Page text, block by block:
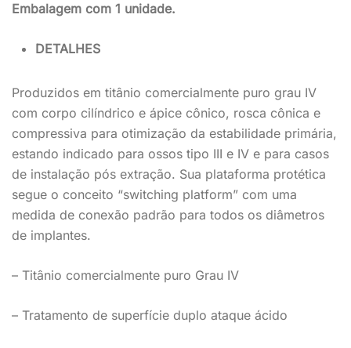
Embalagem com 1 unidade.
DETALHES
Produzidos em titânio comercialmente puro grau IV
com corpo cilíndrico e ápice cônico, rosca cônica e
compressiva para otimização da estabilidade primária,
estando indicado para ossos tipo III e IV e para casos
de instalação pós extração. Sua plataforma protética
segue o conceito “switching platform” com uma
medida de conexão padrão para todos os diâmetros
de implantes.
– Titânio comercialmente puro Grau IV
– Tratamento de superfície duplo ataque ácido